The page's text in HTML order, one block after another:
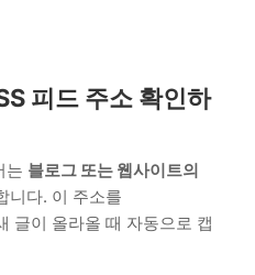
피드 주소 확인하
는 블로그 또는 웹사이트의
니다. 이 주소를
글이 올라올 때 자동으로 캡